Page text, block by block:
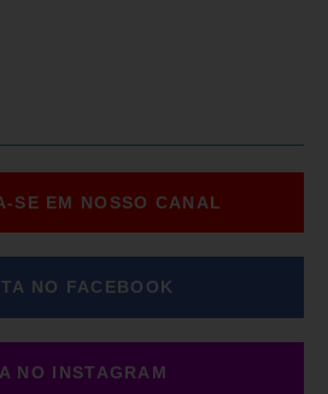
SE EM NOSSO CANAL
NO FACEBOOK
NO INSTAGRAM